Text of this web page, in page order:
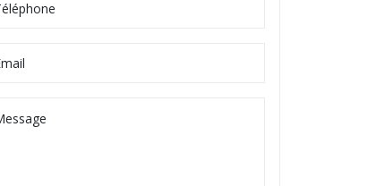
Terrain
À Vendre – Terrain 1000 M² Près Du